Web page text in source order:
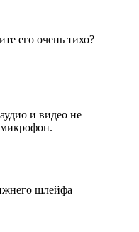
его очень тихо?
и видео не
микрофон.
шлейфа